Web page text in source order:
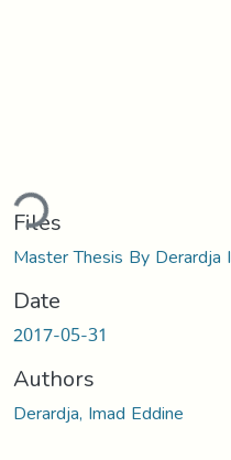
Files
Master Thesis By Derardja
Date
2017-05-31
Authors
Derardja, Imad Eddine